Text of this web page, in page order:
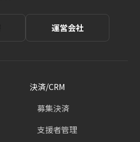
運営会社
決済/CRM
募集決済
支援者管理